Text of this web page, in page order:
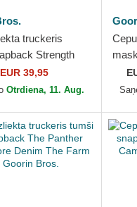
truckeris
Strength
Farm no Goorin
EUR 39,95
Otrdiena, 11. Aug.